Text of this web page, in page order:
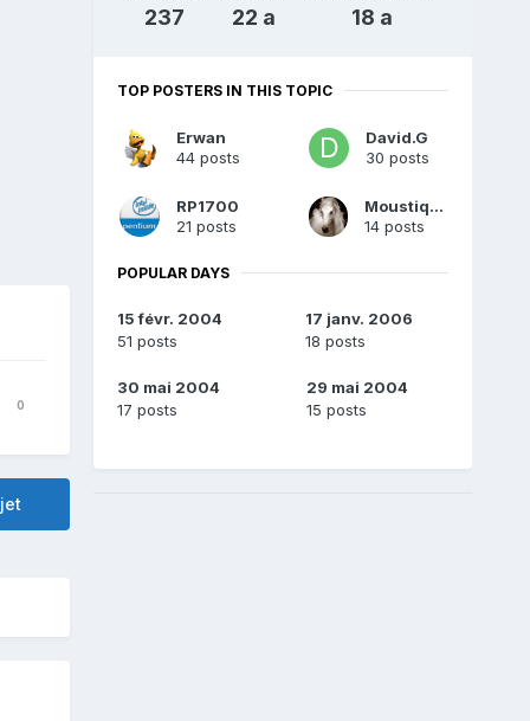
0
237 22 a 18 a
TOP POSTERS IN THIS TOPIC
Erwan
44 posts
David.G
30 posts
RP1700
21 posts
Moustique
14 posts
POPULAR DAYS
15 févr. 2004
51 posts
17 janv. 2006
18 posts
30 mai 2004
17 posts
29 mai 2004
15 posts